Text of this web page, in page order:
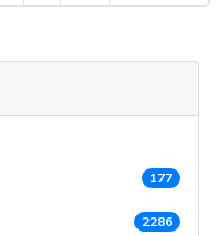
177
2286